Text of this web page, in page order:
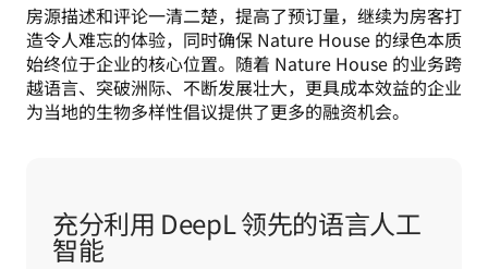
房源描述和评论一清二楚，提高了预订量，继续为房客打
造令人难忘的体验，同时确保 Nature House 的绿色本质
始终位于企业的核心位置。随着 Nature House 的业务跨
越语言、突破洲际、不断发展壮大，更具成本效益的企业
为当地的生物多样性倡议提供了更多的融资机会。
充分利用 DeepL 领先的语言人工
智能